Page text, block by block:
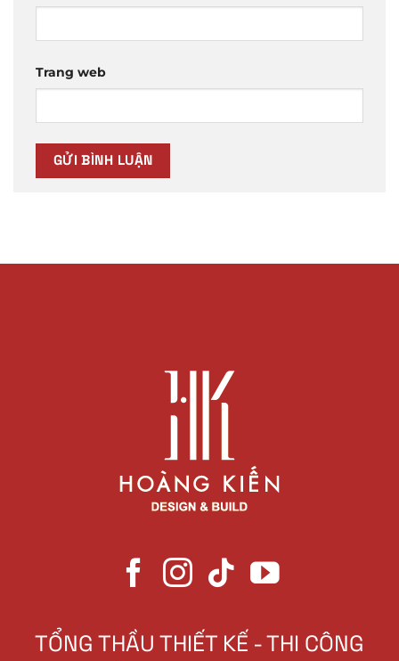
Trang web
TỔNG THẦU THIẾT KẾ - THI CÔNG